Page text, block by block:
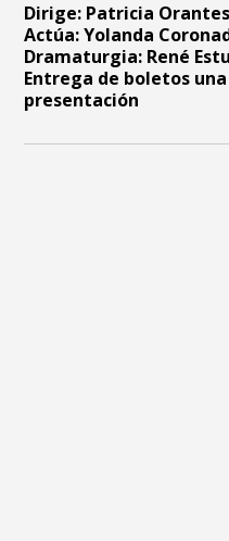
Dirige: Patricia Orantes
Actúa: Yolanda
Dramaturgia: René
Entrega de boletos
presentación